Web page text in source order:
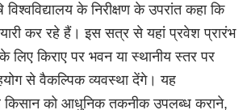
विश्वविद्यालय के निरीक्षण के उपरांत कहा कि
कर रहे हैं। इस सत्र से यहां प्रवेश प्रारंभ
लिए किराए पर भवन या स्थानीय स्तर पर
से वैकल्पिक व्यवस्था देंगे। यह
किसान को आधुनिक तकनीक उपलब्ध कराने,